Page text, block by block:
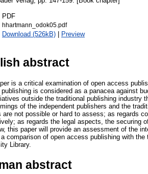
PDF
hhartmann_odok05.pdf
Download (526kB) | Preview
abstract
is a critical examination of open access
is considered as a panacea against
outside the traditional publishing industry
of the independent publishers and the
are not possible or hard to assess; as regards
as regards the legal aspects, the securing
this paper will provide an assessment of the
a comparison of open access publishing with
Library.
abstract